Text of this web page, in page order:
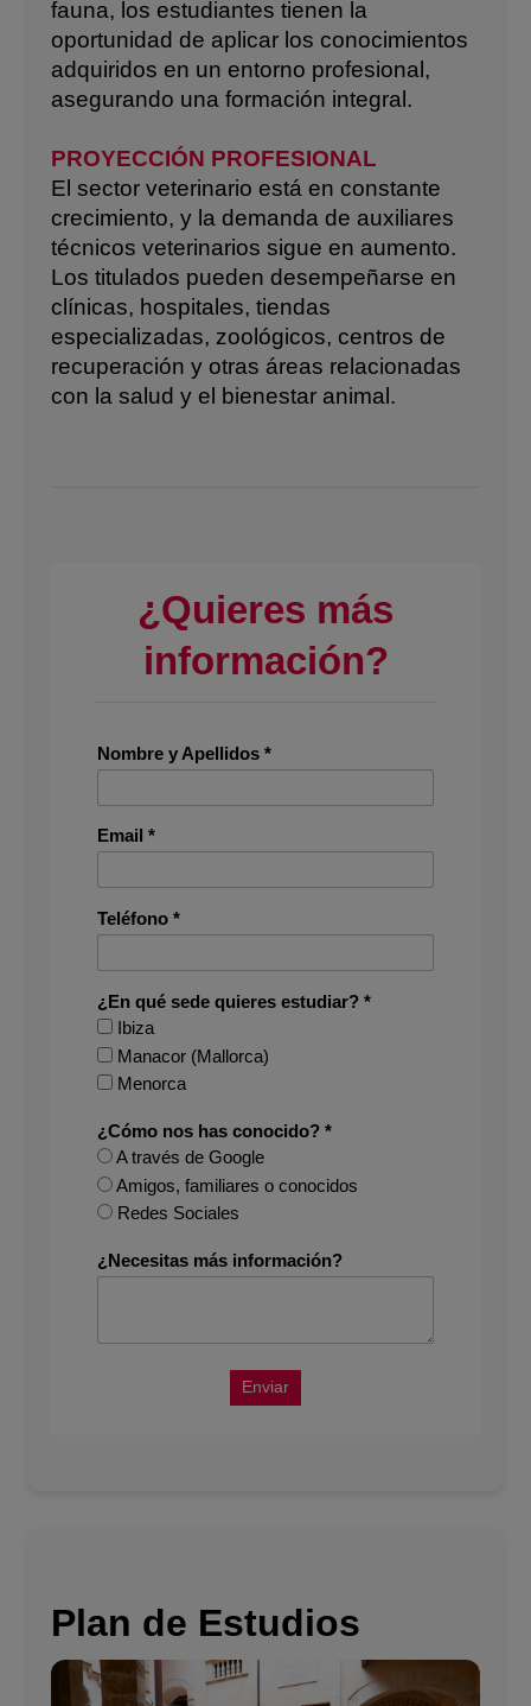
fauna, los estudiantes tienen la
oportunidad de aplicar los conocimientos
adquiridos en un entorno profesional,
asegurando una formación integral.
PROYECCIÓN PROFESIONAL
El sector veterinario está en constante
crecimiento, y la demanda de auxiliares
técnicos veterinarios sigue en aumento.
Los titulados pueden desempeñarse en
clínicas, hospitales, tiendas
especializadas, zoológicos, centros de
recuperación y otras áreas relacionadas
con la salud y el bienestar animal.
Plan de Estudios